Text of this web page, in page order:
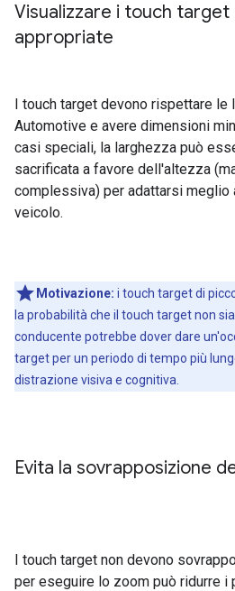
Visualizzare i touch target
appropriate
I touch target devono rispettare le
Automotive e avere dimensioni
casi speciali, la larghezza può
sacrificata a favore dell'altezza
complessiva) per adattarsi meglio
veicolo.
Motivazione: i touch target di
la probabilità che il touch target non
conducente potrebbe dover dare
target per un periodo di tempo più
distrazione visiva e cognitiva.
Evita la sovrapposizione
I touch target non devono
per eseguire lo zoom può ridurre i